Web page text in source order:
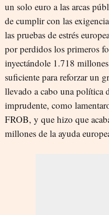
un solo euro a las arcas
de cumplir con las
las pruebas de estrés
por perdidos los primeros
inyectándole 1.718
suficiente para reforzar un
llevado a cabo una política
imprudente, como
FROB, y que hizo que
millones de la ayuda